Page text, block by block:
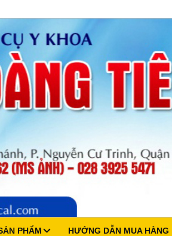
PHẨM HƯỚNG DẪN MUA HÀNG